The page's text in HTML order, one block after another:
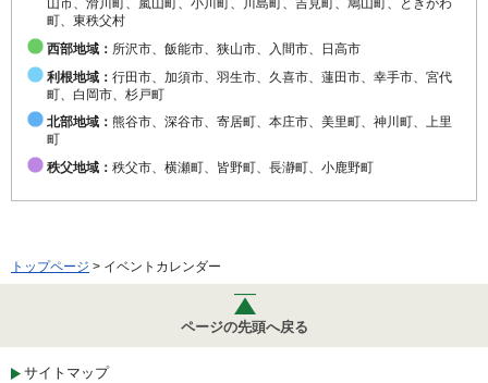
町、東秩父村
西部地域： 所沢市、飯能市、狭山市、入間市、日高市
利根地域： 行田市、加須市、羽生市、久喜市、蓮田市、幸手市、宮代
町、白岡市、杉戸町
北部地域： 熊谷市、深谷市、寄居町、本庄市、美里町、神川町、上里
町
秩父地域： 秩父市、横瀬町、皆野町、長瀞町、小鹿野町
トップページ > イベントカレンダー
ページの先頭へ戻る
サイトマップ